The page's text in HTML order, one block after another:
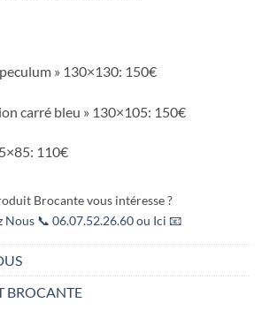
» 130×130: 150€
carré bleu » 130×105: 150€
110€
Brocante vous intéresse ?
Nous 📞 06.07.52.26.60 ou Ici 📧
BROCANTE